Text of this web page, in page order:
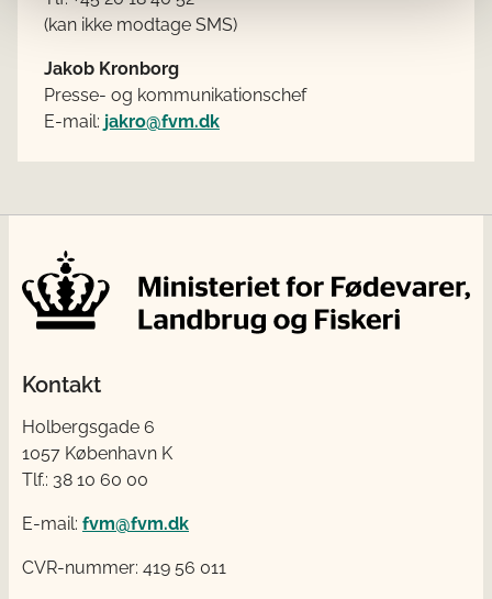
(kan ikke modtage SMS)
Jakob Kronborg
Presse- og kommunikationschef
E-mail: jakro@fvm.dk
Kontakt
Holbergsgade 6
1057 København K
Tlf.: 38 10 60 00
E-mail: fvm@fvm.dk
CVR-nummer: 419 56 011